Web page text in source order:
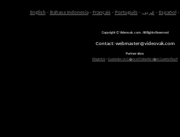
English - Bahasa Indonesia- Français - Português - عربى- Español -
Copyright © Videovak.com. All Rights Reserved
Contact: webmaster@videovak.com
Partner sites:
Waptrick-Gazeteler ve G�ncel Haberler i�in Gazete Keyfi